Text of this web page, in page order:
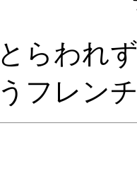
らわれ
フレン